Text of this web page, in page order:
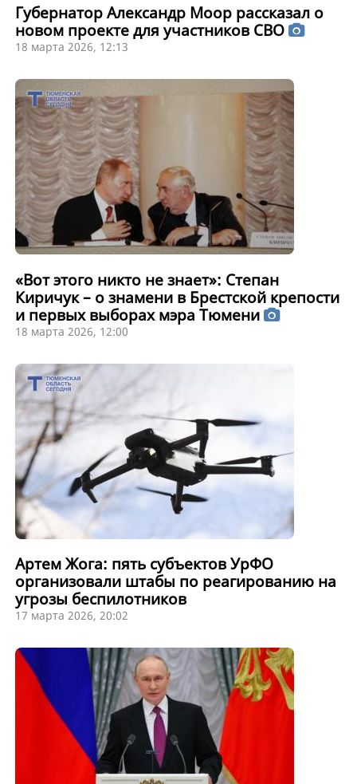
Губернатор Александр Моор рассказал о
новом проекте для участников СВО
18 марта 2026, 12:13
«Вот этого никто не знает»: Степан
Киричук – о знамени в Брестской крепости
и первых выборах мэра Тюмени
18 марта 2026, 12:00
Артем Жога: пять субъектов УрФО
организовали штабы по реагированию на
угрозы беспилотников
17 марта 2026, 20:02